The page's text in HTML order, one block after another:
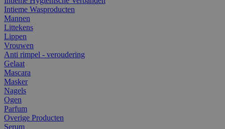
Intieme Wasproducten
Mannen
Littekens
Lippen
Vrouwen
Anti rimpel - veroudering
Gelaat
Mascara
Masker
Nagels
Ogen
Parfum
Overige Producten
Serum